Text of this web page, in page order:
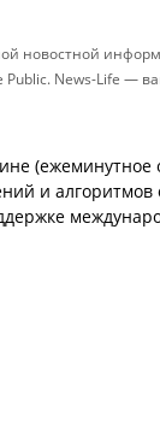
новостной
News-Life —
алгоритмов